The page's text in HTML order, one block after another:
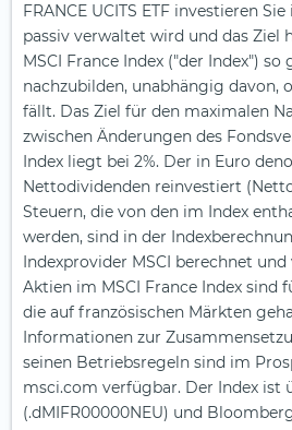
FRANCE UCITS ETF investieren
passiv verwaltet wird und das Ziel
MSCI France Index ("der Index")
nachzubilden, unabhängig davon,
fällt. Das Ziel für den maximalen
zwischen Änderungen des
Index liegt bei 2%. Der in Euro
Nettodividenden reinvestiert
Steuern, die von den im Index
werden, sind in der
Indexprovider MSCI berechnet
Aktien im MSCI France Index sind
die auf französischen Märkten
Informationen zur
seinen Betriebsregeln sind im
msci.com verfügbar. Der Index ist
(.dMIFR00000NEU) und